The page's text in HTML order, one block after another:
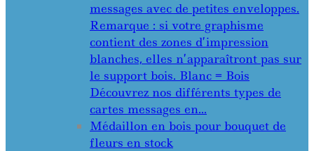
messages avec de petites enveloppes.
Remarque : si votre graphisme
contient des zones d’impression
blanches, elles n’apparaîtront pas sur
le support bois. Blanc = Bois
Découvrez nos différents types de
cartes messages en…
Médaillon en bois pour bouquet de
fleurs en stock